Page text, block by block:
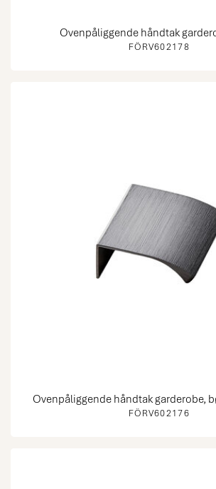
FÖRV602178
Ovenpåliggende håndtak
FÖRV602176
Ovenpåliggende håndtak garderobe,